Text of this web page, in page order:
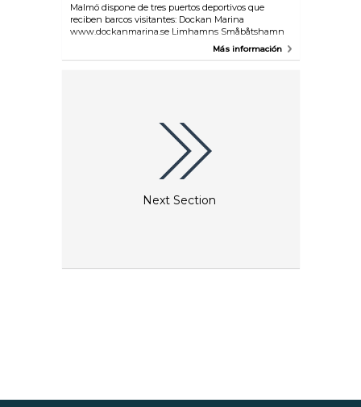
Malmö dispone de tres puertos deportivos que
reciben barcos visitantes: Dockan Marina
www.dockanmarina.se Limhamns Småbåtshamn
www.smabatshamnen.nu LagunenMás información
Next Section